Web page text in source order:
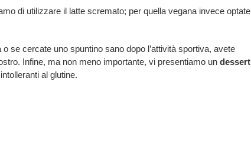
di utilizzare il latte scremato; per quella vegana invece optate
se cercate uno spuntino sano dopo l’attività sportiva, avete
Infine, ma non meno importante, vi presentiamo un dessert
al glutine.